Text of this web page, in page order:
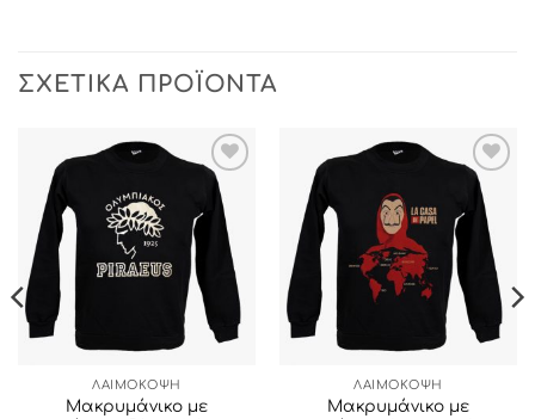
ΣΧΕΤΙΚΆ ΠΡΟΪΌΝΤΑ
ΠΡΟΣΘΉΚΗ
ΣΤΗΝ ΛΊΣΤΑ
ΕΠΙΘΥΜΙΏΝ
ΛΑΙΜΟΚΟΨΗ
Μακρυμάνικο με
ΠΡΟΣΘΉΚΗ
ΣΤΗΝ ΛΊΣΤΑ
ΕΠΙΘΥΜΙΏΝ
ΛΑΙΜΟΚΟΨΗ
Μακρυμάνικο με